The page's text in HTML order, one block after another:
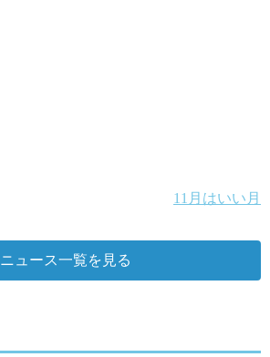
11月はいい月
ニュース一覧を見る